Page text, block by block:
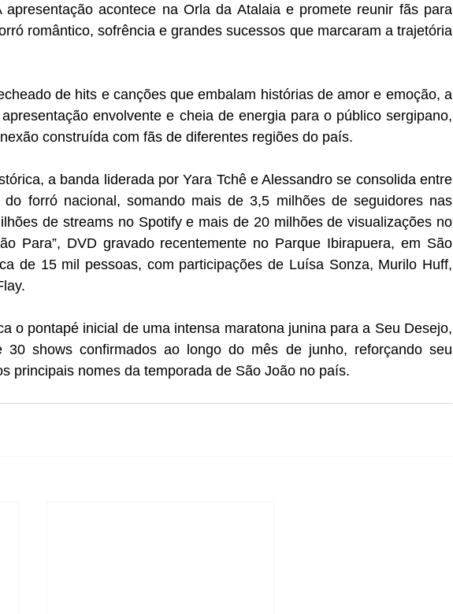
apresentação acontece na Orla da Atalaia e promete reunir fãs para
romântico, sofrência e grandes sucessos que marcaram a trajetória
de hits e canções que embalam histórias de amor e emoção, a
envolvente e cheia de energia para o público sergipano,
construída com fãs de diferentes regiões do país.
a banda liderada por Yara Tchê e Alessandro se consolida entre
do forró nacional, somando mais de 3,5 milhões de seguidores nas
de streams no Spotify e mais de 20 milhões de visualizações no
Para”, DVD gravado recentemente no Parque Ibirapuera, em São
de 15 mil pessoas, com participações de Luísa Sonza, Murilo Huff,
o pontapé inicial de uma intensa maratona junina para a Seu Desejo,
shows confirmados ao longo do mês de junho, reforçando seu
principais nomes da temporada de São João no país.